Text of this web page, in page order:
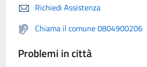
Richiedi Assistenza
Chiama il comune 0804900206
Problemi in città